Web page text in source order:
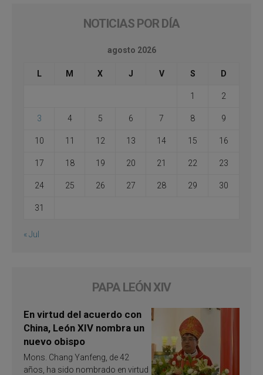
NOTICIAS POR DÍA
agosto 2026
L M X J V S D
1 2
3 4 5 6 7 8 9
10 11 12 13 14 15 16
17 18 19 20 21 22 23
24 25 26 27 28 29 30
31
« Jul
PAPA LEÓN XIV
En virtud del acuerdo con
China, León XIV nombra un
nuevo obispo
Mons. Chang Yanfeng, de 42
años, ha sido nombrado en virtud